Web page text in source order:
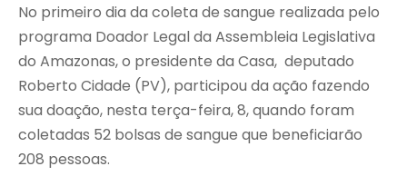
No primeiro dia da coleta de sangue realizada pelo
programa Doador Legal da Assembleia Legislativa
do Amazonas, o presidente da Casa, deputado
Roberto Cidade (PV), participou da ação fazendo
sua doação, nesta terça-feira, 8, quando foram
coletadas 52 bolsas de sangue que beneficiarão
208 pessoas.